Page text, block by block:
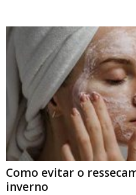
Como evitar o
inverno